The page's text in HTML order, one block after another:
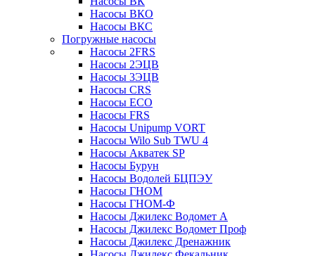
Насосы ВКО
Насосы ВКС
Погружные насосы
Насосы 2FRS
Насосы 2ЭЦВ
Насосы 3ЭЦВ
Насосы CRS
Насосы ECO
Насосы FRS
Насосы Unipump VORT
Насосы Wilo Sub TWU 4
Насосы Акватек SP
Насосы Бурун
Насосы Водолей БЦПЭУ
Насосы ГНОМ
Насосы ГНОМ-Ф
Насосы Джилекс Водомет А
Насосы Джилекс Водомет Проф
Насосы Джилекс Дренажник